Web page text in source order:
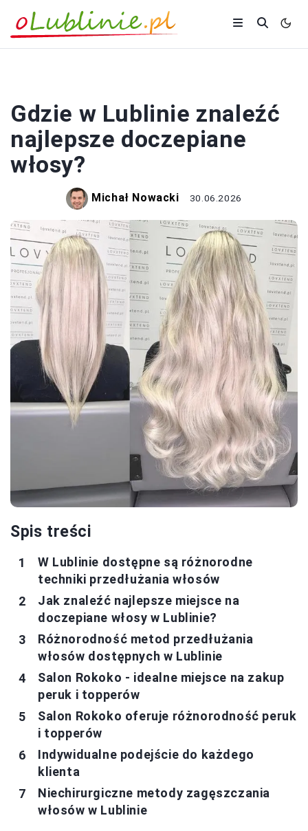
Gdzie w Lublinie znaleźć
najlepsze doczepiane
włosy?
Michał Nowacki 30.06.2026
Spis treści
W Lublinie dostępne są różnorodne
techniki przedłużania włosów
Jak znaleźć najlepsze miejsce na
doczepiane włosy w Lublinie?
Różnorodność metod przedłużania
włosów dostępnych w Lublinie
Salon Rokoko - idealne miejsce na zakup
peruk i topperów
Salon Rokoko oferuje różnorodność peruk
i topperów
Indywidualne podejście do każdego
klienta
Niechirurgiczne metody zagęszczania
włosów w Lublinie